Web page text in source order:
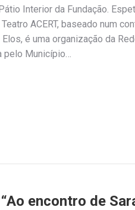
Interior da Fundação.
ACERT, baseado num
é uma organização da
pelo Município…
encontro de